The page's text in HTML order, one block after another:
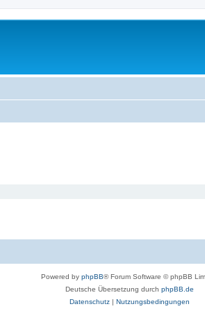
Powered by phpBB® Forum Software © phpBB
Deutsche Übersetzung durch phpBB.de
Datenschutz| Nutzungsbedingungen